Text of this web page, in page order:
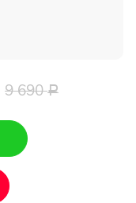
9 690Р